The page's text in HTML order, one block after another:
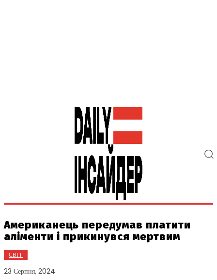
Американець передумав платити
аліменти і прикинувся мертвим
СВІТ
23 Серпня, 2024